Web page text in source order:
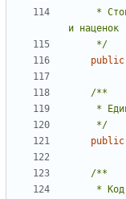
     */
public
     */
public